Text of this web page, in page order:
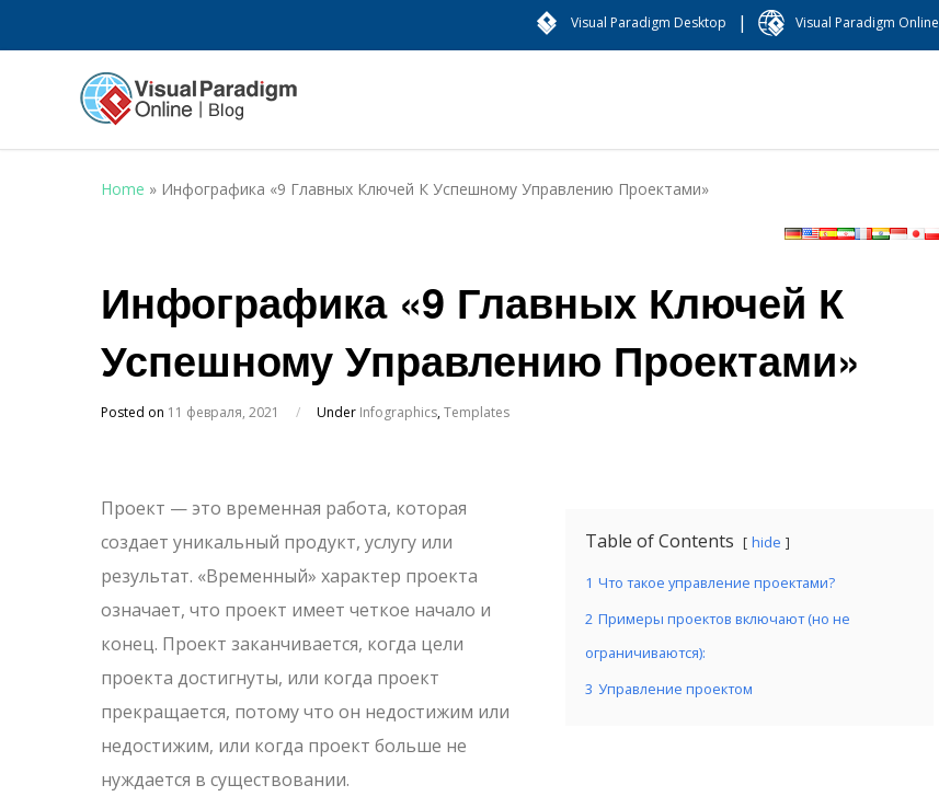
Visual Paradigm Desktop | Visual Paradigm Online
Home » Инфографика «9 Главных Ключей К Успешному Управлению Проектами»
Инфографика «9 Главных Ключей К
Успешному Управлению Проектами»
Posted on 11 февраля, 2021 / Under Infographics,Templates
Table of Contents hide
1 Что такое управление проектами?
2 Примеры проектов включают (но не
ограничиваются):
3 Управление проектом
Проект — это временная работа, которая
создает уникальный продукт, услугу или
результат. «Временный» характер проекта
означает, что проект имеет четкое начало и
конец. Проект заканчивается, когда цели
проекта достигнуты, или когда проект
прекращается, потому что он недостижим или
недостижим, или когда проект больше не
нуждается в существовании.